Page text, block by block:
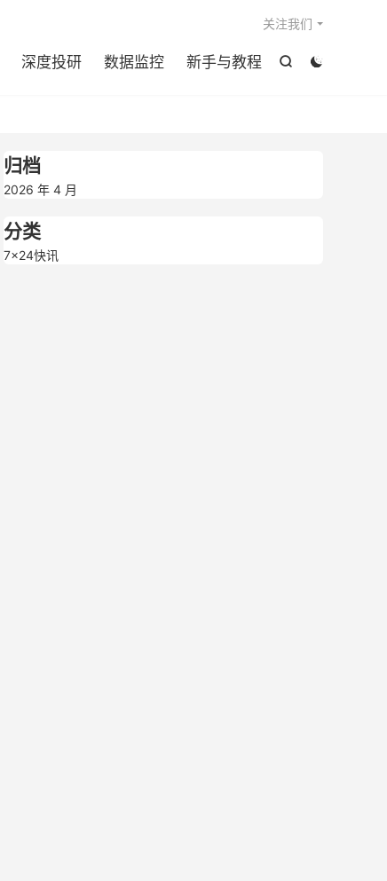


深度投研 数据监控 新手与教程
关注我们
归档
2026 年 4 月
分类
7×24快讯